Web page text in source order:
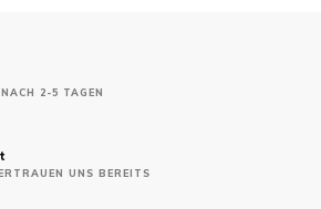
2-5 TAGEN
UNS BEREITS